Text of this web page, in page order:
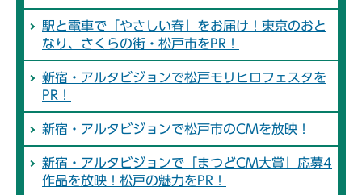
駅と電車で「やさしい春」をお届け！東京のおと
なり、さくらの街・松戸市をPR！
新宿・アルタビジョンで松戸モリヒロフェスタを
PR！
新宿・アルタビジョンで松戸市のCMを放映！
新宿・アルタビジョンで「まつどCM大賞」応募4
作品を放映！松戸の魅力をPR！